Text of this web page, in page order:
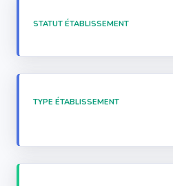
STATUT ÉTABLISSEMENT
TYPE ÉTABLISSEMENT